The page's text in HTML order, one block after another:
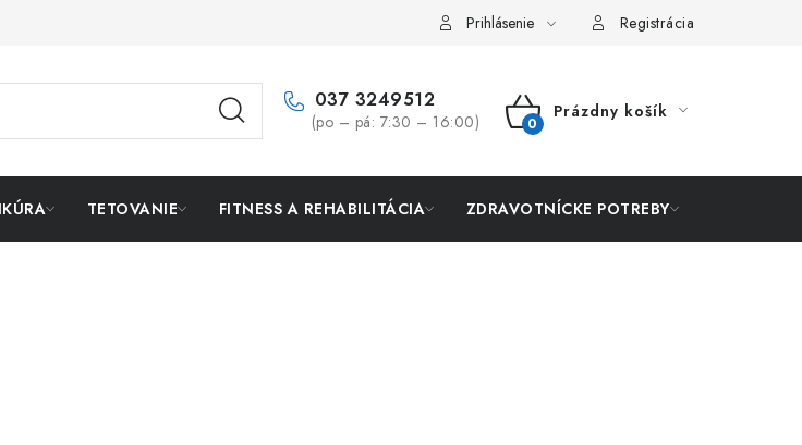
Prihlásenie Registrácia
037 3249512
(po – pá: 7:30 – 16:00)
NÁKUPNÝ
Prázdny košík
TETOVANIE FITNESS A REHABILITÁCIA ZDRAVOTNÍCKE POTREBY